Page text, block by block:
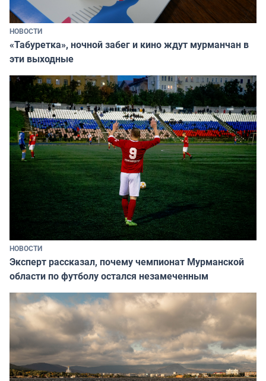
НОВОСТИ
«Табуретка», ночной забег и кино ждут мурманчан в
эти выходные
НОВОСТИ
Эксперт рассказал, почему чемпионат Мурманской
области по футболу остался незамеченным